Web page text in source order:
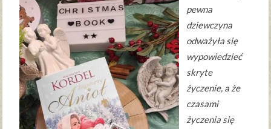
pewna
dziewczyna
odważyła się
wypowiedzieć
skryte
życzenie, a że
czasami
życzenia się